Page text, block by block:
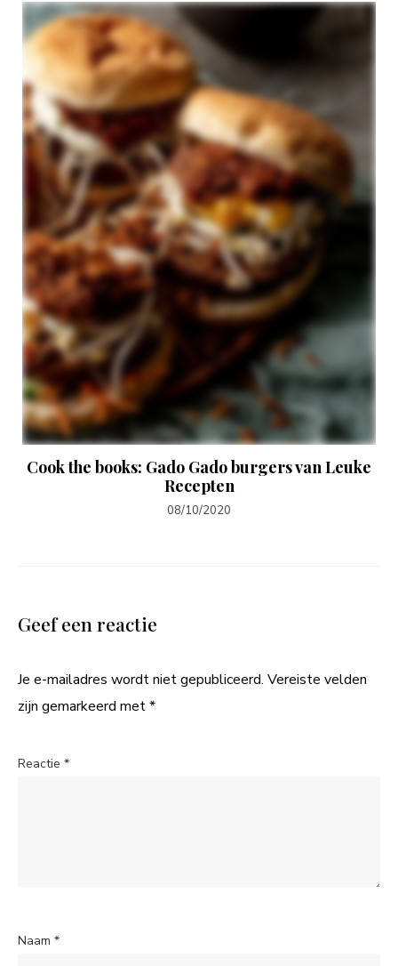
Cook the books: Gado Gado burgers van Leuke
Recepten
08/10/2020
Geef een reactie
Je e-mailadres wordt niet gepubliceerd. Vereiste velden
zijn gemarkeerd met*
Reactie *
Naam *